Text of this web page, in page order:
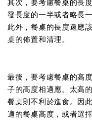
其次，要考慮餐桌的長
發長度的一半或者略長
此外，餐桌的長度還應
桌的佈置和清理。
最後，要考慮餐桌的高
子的高度相適應。太高
餐桌則不利於進食。因
適的餐桌高度，或者選